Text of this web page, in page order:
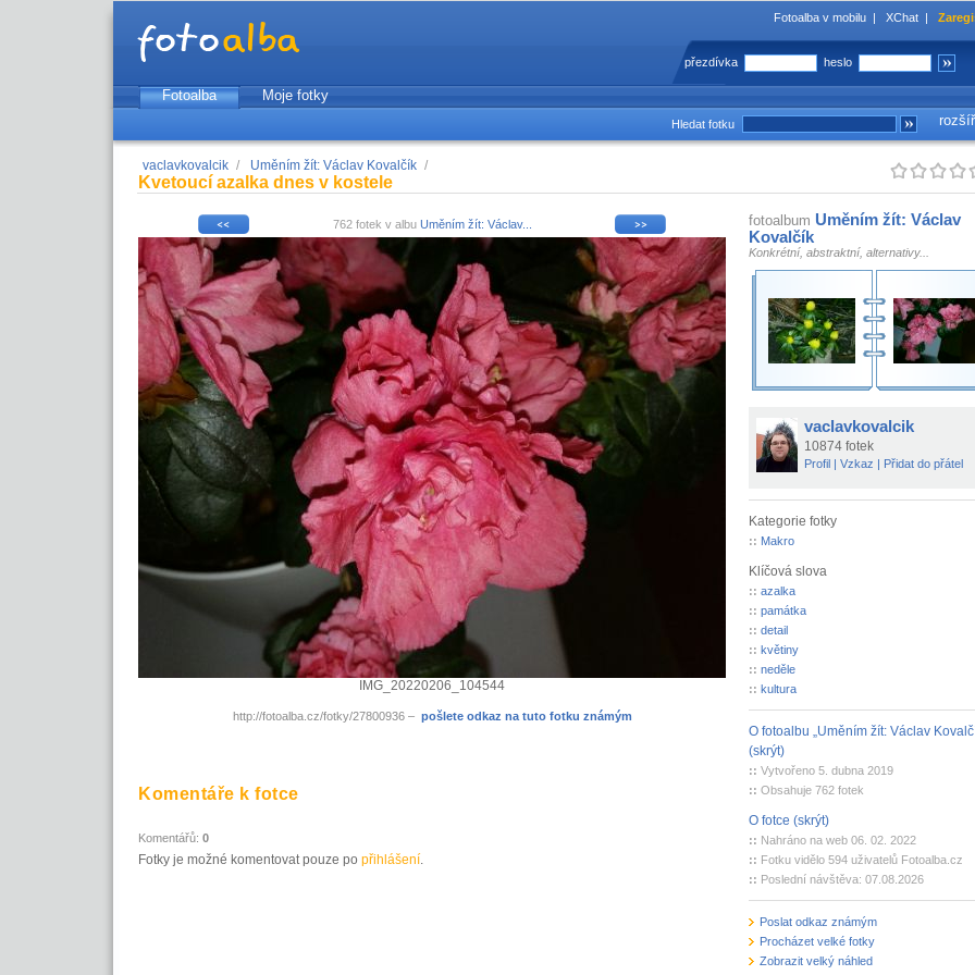
Fotoalba v mobilu | XChat |
přezdívka heslo
Fotoalba
Moje fotky
Hledat fotku
vaclavkovalcik / Uměním žít: Václav Kovalčík /
Kvetoucí azalka dnes v kostele
762 fotek v albu Uměním žít: Václav...
IMG_20220206_104544
http://fotoalba.cz/fotky/27800936 – pošlete odkaz na tuto fotku známým
Komentáře k fotce
Komentářů: 0
Fotky je možné komentovat pouze po přihlášení.
fotoalbum Uměním žít: Václav
Kovalčík
Konkrétní, abstraktní, alternativy...
vaclavkovalcik
10874 fotek
Profil| Vzkaz | Přidat do přátel
Kategorie fotky
:: Makro
Klíčová slova
:: azalka
:: památka
:: detail
:: květiny
:: neděle
:: kultura
O fotoalbu „Uměním žít: Václav
(skrýt)
:: Vytvořeno 5. dubna 2019
:: Obsahuje 762 fotek
O fotce (skrýt)
:: Nahráno na web 06. 02. 2022
:: Fotku vidělo 594 uživatelů Fotoalba.cz
:: Poslední návštěva: 07.08.2026
Poslat odkaz známým
Procházet velké fotky
Zobrazit velký náhled